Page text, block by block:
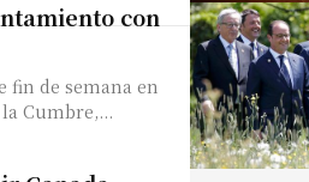
con
fin de semana en
Cumbre,...